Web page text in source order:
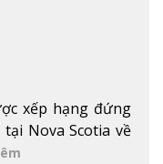
xếp hạng đứng
Nova Scotia về